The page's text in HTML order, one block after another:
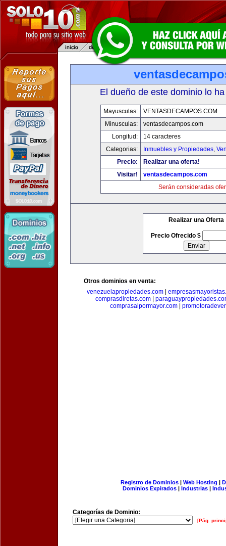
El dueño de este dominio lo
Mayusculas:
VENTASDECAMPOS.COM
Minusculas:
ventasdecampos.com
Longitud:
14 caracteres
Categorias:
Inmuebles y Propiedades,
Precio:
Realizar una oferta!
Visitar!
ventasdecampos.com
Serán consideradas
Realizar una Oferta
Precio Ofrecido $
Otros dominios en venta:
venezuelapropiedades.com|
comprasdiretas.com
comprasalpormayor.com|
Registro de Dominios| Web Hosting |
Dominios Expirados | Industrias |
Categorías de Dominio:
[Pág.